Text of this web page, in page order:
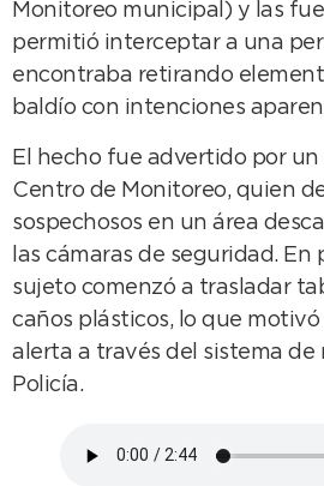
Monitoreo municipal) y las
permitió interceptar a una
encontraba retirando
baldío con intenciones
El hecho fue advertido por un
Centro de Monitoreo, quien
sospechosos en un área
las cámaras de seguridad. En
sujeto comenzó a trasladar
caños plásticos, lo que
alerta a través del sistema de
Policía.